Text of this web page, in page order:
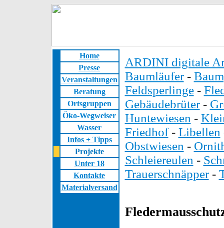
Home
Presse
Veranstaltungen
Beratung
Ortsgruppen
Öko-Wegweiser
Wasser
Infos + Tipps
Projekte
Unter 18
Kontakte
Materialversand
ARDINI digitale
Baumläufer-
Feldsperlinge-
Gebäudebrüter-
Huntewiesen -
Friedhof- Libellen
Obstwiesen -
Schleiereulen -
Trauerschnäpper-